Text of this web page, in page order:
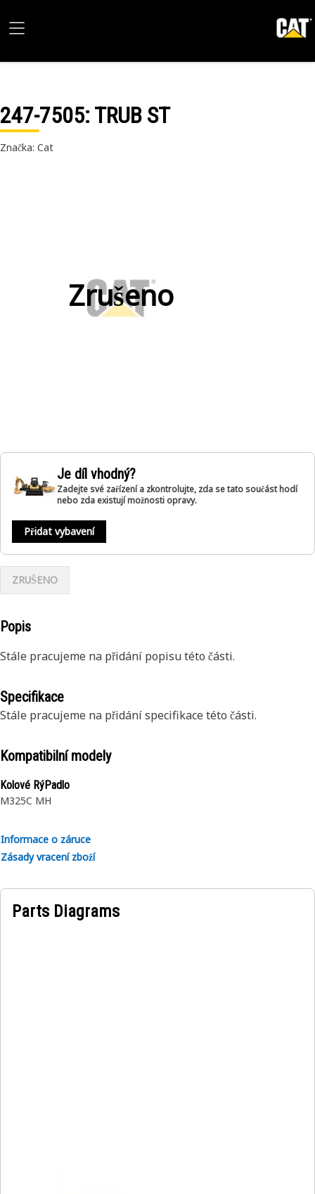
247-7505: TRUB ST
Značka: Cat
Zrušeno
Je díl vhodný?
Zadejte své zařízení a zkontrolujte, zda se tato součást hodí
nebo zda existují možnosti opravy.
Přidat vybavení
ZRUŠENO
Popis
Stále pracujeme na přidání popisu této části.
Specifikace
Stále pracujeme na přidání specifikace této části.
Kompatibilní modely
Kolové RýPadlo
M325C MH
Informace o záruce
Zásady vracení zboží
Parts Diagrams